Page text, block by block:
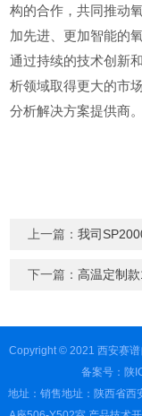
构的合作，共同推动
加先进、更加智能的
通过持续的技术创新
析领域取得更大的市
分析解决方案提供商。
上一篇：我司
下一篇：高温定制
Copyright © 2021 西安赛
备案号：陕
地址：销售地址：陕西省西